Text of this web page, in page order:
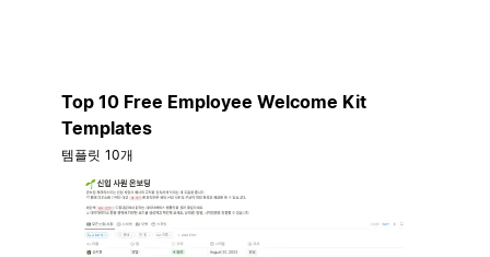
Top 10 Free Employee Welcome Kit
Templates
템플릿 10개